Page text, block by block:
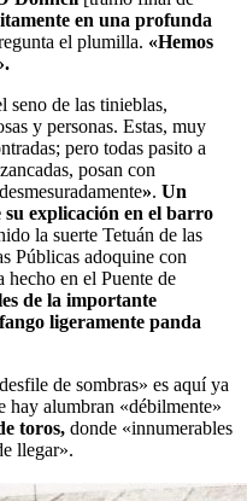
en una profunda
el plumilla. «Hemos
seno de las tinieblas,
y personas. Estas, muy
pero todas pasito a
posan con
». Un
explicación en el barro
la suerte Tetuán de las
Públicas adoquine con
hecho en el Puente de
de la importante
ligeramente panda
de sombras» es aquí ya
hay alumbran «débilmente»
toros, donde «innumerables
llegar».